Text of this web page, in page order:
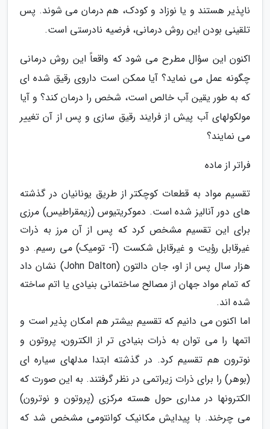
ناپذیر هستند و یا نوزاد و کودک، هم درمان می شوند. پس
تلقینی بودن این روش درمانی، فرضیه نادرستی است.
اکنون این سؤال مطرح می شود که واقعاً این روش درمانی
چگونه عمل می نماید؟ آیا ممکن است داروی رقیق شده ای
که به طور یقین آب خالص است، شخص را درمان کند؟ و آیا
مولکولهای آب پیش از فرایند رقیق سازی و پس از آن تغییر
می نمایند؟
فراتر از ماده
تقسیم مواد به قطعات کوچکتر از طریق یونانیان در گذشته
های دور آنالیز شده است. دموکریتیوس (زیمقراطیس) مرزی
برای این تقسیم مشخص کرد که پس از آن مرز به ذرات
غیرقابل رؤیت و غیرقابل شکست (آ- تومیک) می رسیم. دو
هزار سال پس از او، جان دالتون (John Dalton) نشان داد
که تمام مواد جهان از مصالح ساختمانی بنیادی یا اتم ساخته
شده اند.
اما اکنون می دانیم که تقسیم بیشتر هم امکان پذیر است و
اتمها را می توان به ذرات بنیادی تر از الکترون، پروتون و
نوترون هم تقسیم کرد. در گذشته ابتدا مدلهای سیاره ای
(بوهر) را برای ذرات زیراتمی در نظر گرفتند. به این صورت که
الکترونها در مداری حول هسته مرکزی (پروتون و نوترون)
می چرخند. با پیدایش مکانیک کوانتومی مشخص شد که